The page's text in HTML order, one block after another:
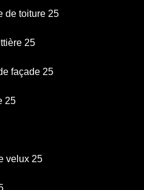
de toiture 25
25
façade 25
25
velux 25